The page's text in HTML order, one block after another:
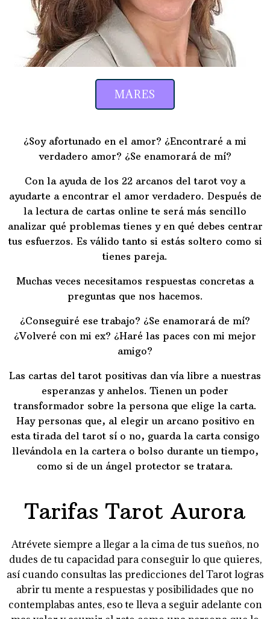
MARES
¿Soy afortunado en el amor? ¿Encontraré a mi
verdadero amor? ¿Se enamorará de mí?
Con la ayuda de los 22 arcanos del tarot voy a
ayudarte a encontrar el amor verdadero. Después de
la lectura de cartas online te será más sencillo
analizar qué problemas tienes y en qué debes centrar
tus esfuerzos. Es válido tanto si estás soltero como si
tienes pareja.
Muchas veces necesitamos respuestas concretas a
preguntas que nos hacemos.
¿Conseguiré ese trabajo? ¿Se enamorará de mí?
¿Volveré con mi ex? ¿Haré las paces con mi mejor
amigo?
Las cartas del tarot positivas dan vía libre a nuestras
esperanzas y anhelos. Tienen un poder
transformador sobre la persona que elige la carta.
Hay personas que, al elegir un arcano positivo en
esta tirada del tarot sí o no, guarda la carta consigo
llevándola en la cartera o bolso durante un tiempo,
como si de un ángel protector se tratara.
Tarifas Tarot Aurora
Atrévete siempre a llegar a la cima de tus sueños, no
dudes de tu capacidad para conseguir lo que quieres,
así cuando consultas las predicciones del Tarot logras
abrir tu mente a respuestas y posibilidades que no
contemplabas antes, eso te lleva a seguir adelante con